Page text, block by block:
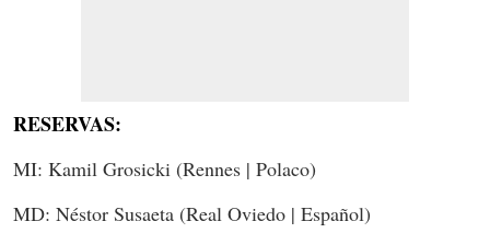
RESERVAS:
MI: Kamil Grosicki (Rennes | Polaco)
MD: Néstor Susaeta (Real Oviedo | Español)